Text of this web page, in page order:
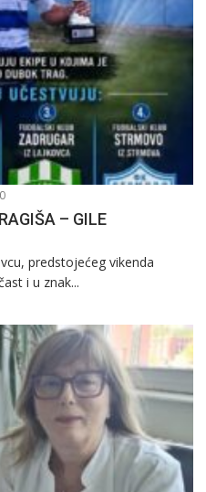
0
– GILE
predstojećeg vikenda
i u znak...